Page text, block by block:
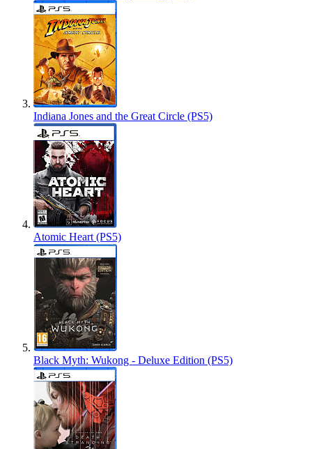
Indiana Jones and the Great Circle (PS5)
Atomic Heart (PS5)
Black Myth: Wukong - Deluxe Edition (PS5)